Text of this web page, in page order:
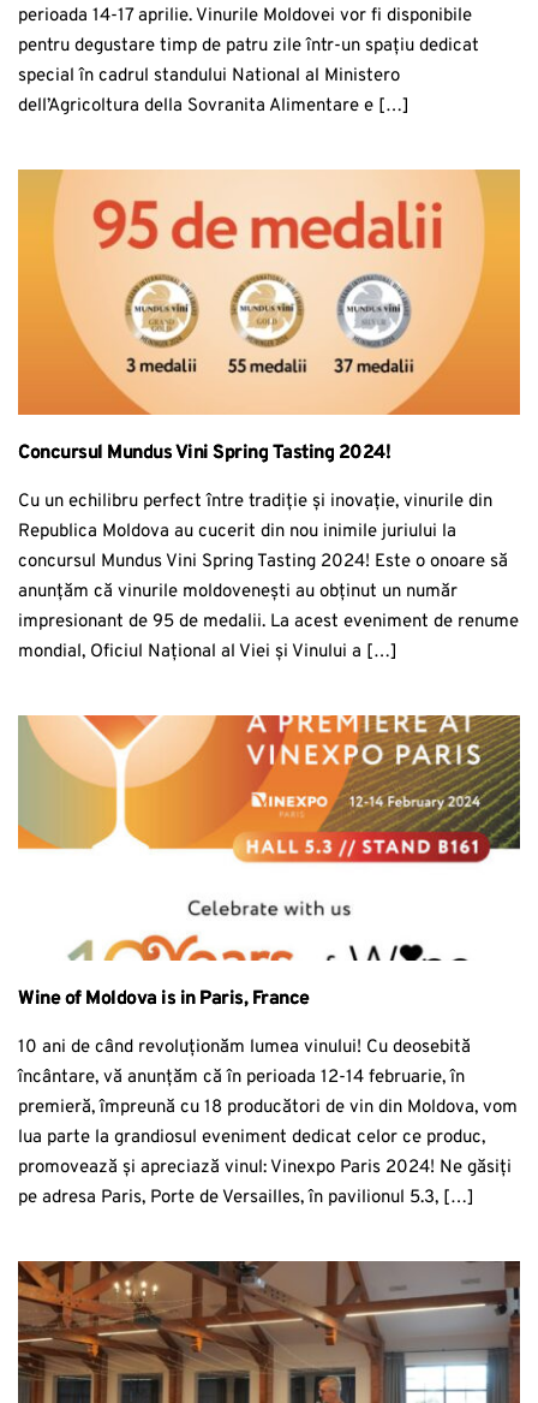
perioada 14-17 aprilie. Vinurile Moldovei vor fi disponibile
pentru degustare timp de patru zile într-un spațiu dedicat
special în cadrul standului National al Ministero
dell’Agricoltura della Sovranita Alimentare e […]
Concursul Mundus Vini Spring Tasting 2024!
Cu un echilibru perfect între tradiție și inovație, vinurile din
Republica Moldova au cucerit din nou inimile juriului la
concursul Mundus Vini Spring Tasting 2024! Este o onoare să
anunțăm că vinurile moldovenești au obținut un număr
impresionant de 95 de medalii. La acest eveniment de renume
mondial, Oficiul Național al Viei și Vinului a […]
Wine of Moldova is in Paris, France
10 ani de când revoluționăm lumea vinului! Cu deosebită
încântare, vă anunțăm că în perioada 12-14 februarie, în
premieră, împreună cu 18 producători de vin din Moldova, vom
lua parte la grandiosul eveniment dedicat celor ce produc,
promovează și apreciază vinul: Vinexpo Paris 2024! Ne găsiți
pe adresa Paris, Porte de Versailles, în pavilionul 5.3, […]